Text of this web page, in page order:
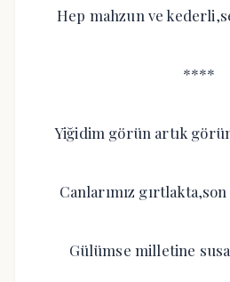
Hep mahzun ve
****
Yiğidim görün artık
Canlarımız
Gülümse milletine